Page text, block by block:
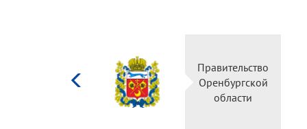
Правительство
Оренбургской
области